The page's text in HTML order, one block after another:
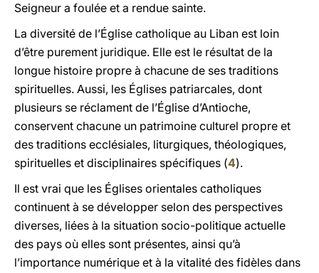
Seigneur a foulée et a rendue sainte.
La diversité de l’Église catholique au Liban est loin
d’être purement juridique. Elle est le résultat de la
longue histoire propre à chacune de ses traditions
spirituelles. Aussi, les Églises patriarcales, dont
plusieurs se réclament de l’Église d’Antioche,
conservent chacune un patrimoine culturel propre et
des traditions ecclésiales, liturgiques, théologiques,
spirituelles et disciplinaires spécifiques (4).
Il est vrai que les Églises orientales catholiques
continuent à se développer selon des perspectives
diverses, liées à la situation socio-politique actuelle
des pays où elles sont présentes, ainsi qu’à
l’importance numérique et à la vitalité des fidèles dans